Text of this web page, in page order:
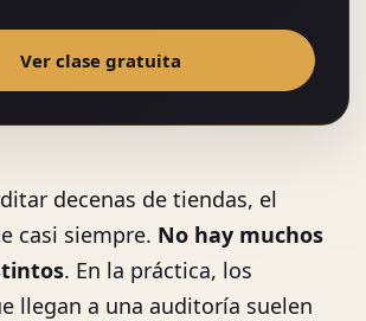
Ver clase gratuita
decenas de tiendas, el
casi siempre. No hay muchos
. En la práctica, los
llegan a una auditoría suelen